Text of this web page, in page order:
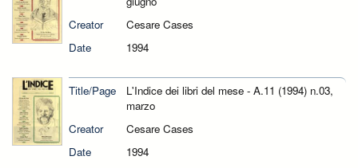
Creator
Cesare Cases
Date
1994
Title/Page
L'Indice dei libri del mese - A.11 (1994) n.03,
marzo
Creator
Cesare Cases
Date
1994